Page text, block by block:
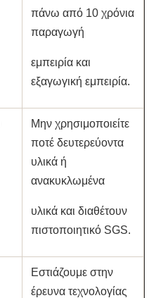
πάνω από 10 χρόνια
παραγωγή
εμπειρία και
εξαγωγική εμπειρία.
Μην χρησιμοποιείτε
ποτέ δευτερεύοντα
υλικά ή
ανακυκλωμένα
υλικά και διαθέτουν
πιστοποιητικό SGS.
Εστιάζουμε στην
έρευνα τεχνολογίας